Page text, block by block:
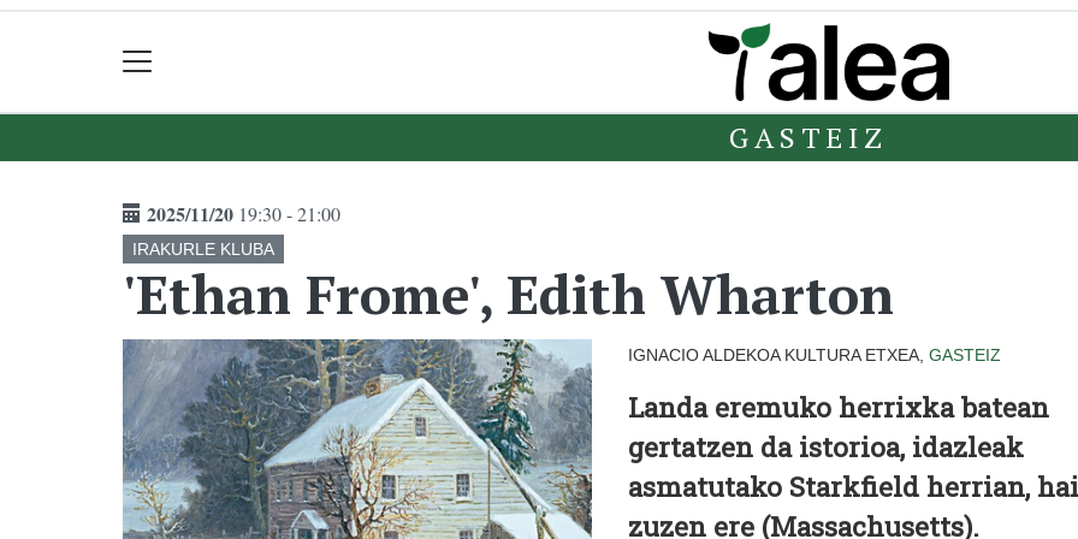
GASTEIZ
2025/11/20 19:30 - 21:00
IRAKURLE KLUBA
'Ethan Frome', Edith Wharton
IGNACIO ALDEKOA KULTURA ETXEA, GASTEIZ
Landa eremuko herrixka batean
gertatzen da istorioa, idazleak
asmatutako Starkfield herrian,
zuzen ere (Massachusetts).